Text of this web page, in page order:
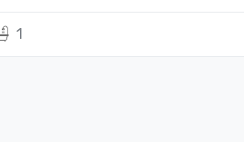
1